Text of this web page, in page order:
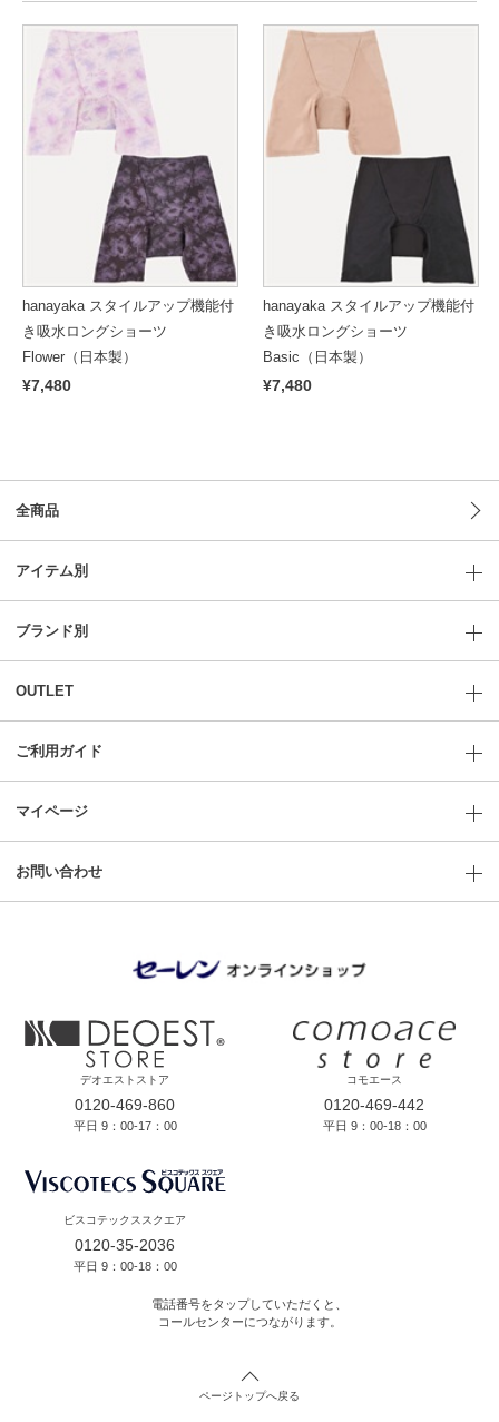
hanayaka スタイルアップ機能付
き吸水ロングショーツ
Flower（日本製）
¥7,480
hanayaka スタイルアップ機能付
き吸水ロングショーツ
Basic（日本製）
¥7,480
全商品
アイテム別
ブランド別
OUTLET
ご利用ガイド
マイページ
お問い合わせ
デオエストストア
0120-469-860
平日 9：00-17：00
コモエース
0120-469-442
平日 9：00-18：00
ビスコテックススクエア
0120-35-2036
平日 9：00-18：00
電話番号をタップしていただくと、
コールセンターにつながります。
ページトップへ戻る